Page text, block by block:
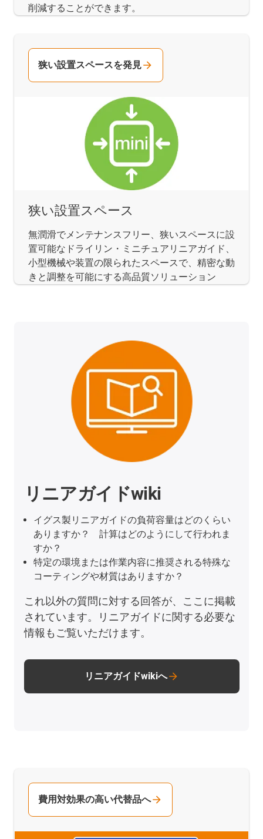
削減することができます。
狭い設置スペース
無潤滑でメンテナンスフリー、狭いスペースに設
置可能なドライリン・ミニチュアリニアガイド、
小型機械や装置の限られたスペースで、精密な動
きと調整を可能にする高品質ソリューション
狭い設置スペースを発見
リニアガイドwiki
イグス製リニアガイドの負荷容量はどのくらい
ありますか？ 計算はどのようにして行われま
すか？
特定の環境または作業内容に推奨される特殊な
コーティングや材質はありますか？
これ以外の質問に対する回答が、ここに掲載
されています。リニアガイドに関する必要な
情報もご覧いただけます。
リニアガイドwikiへ
費用対効果の高い代替品へ